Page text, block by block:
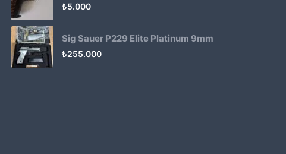
₺5.000
Sig Sauer P229 Elite Platinum 9mm
₺255.000